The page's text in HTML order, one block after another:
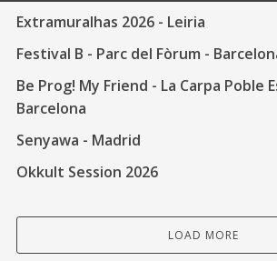
Extramuralhas 2026 - Leiria
Festival B - Parc del Fòrum -
Be Prog! My Friend - La Carpa Poble
Barcelona
Senyawa - Madrid
Okkult Session 2026
LOAD MORE